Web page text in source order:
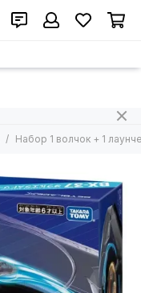
Набор 1 волчок + 1